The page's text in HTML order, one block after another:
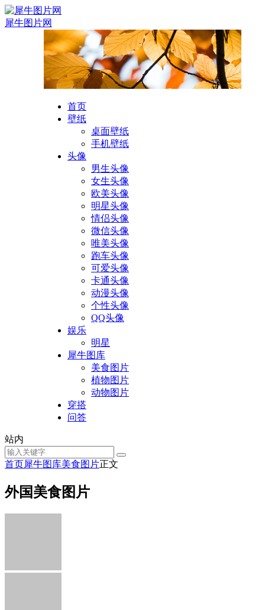
犀牛图片网
首页
壁纸
桌面壁纸
手机壁纸
头像
男生头像
女生头像
欧美头像
明星头像
情侣头像
微信头像
唯美头像
跑车头像
可爱头像
卡通头像
动漫头像
个性头像
QQ头像
娱乐
明星
犀牛图库
美食图片
植物图片
动物图片
穿搭
问答
站内
首页犀牛图库美食图片正文
外国美食图片